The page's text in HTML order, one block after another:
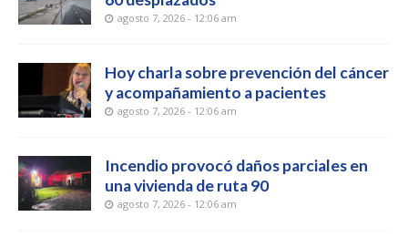
agosto 7, 2026 - 12:06 am
Hoy charla sobre prevención del cáncer
y acompañamiento a pacientes
agosto 7, 2026 - 12:06 am
Incendio provocó daños parciales en
una vivienda de ruta 90
agosto 7, 2026 - 12:06 am